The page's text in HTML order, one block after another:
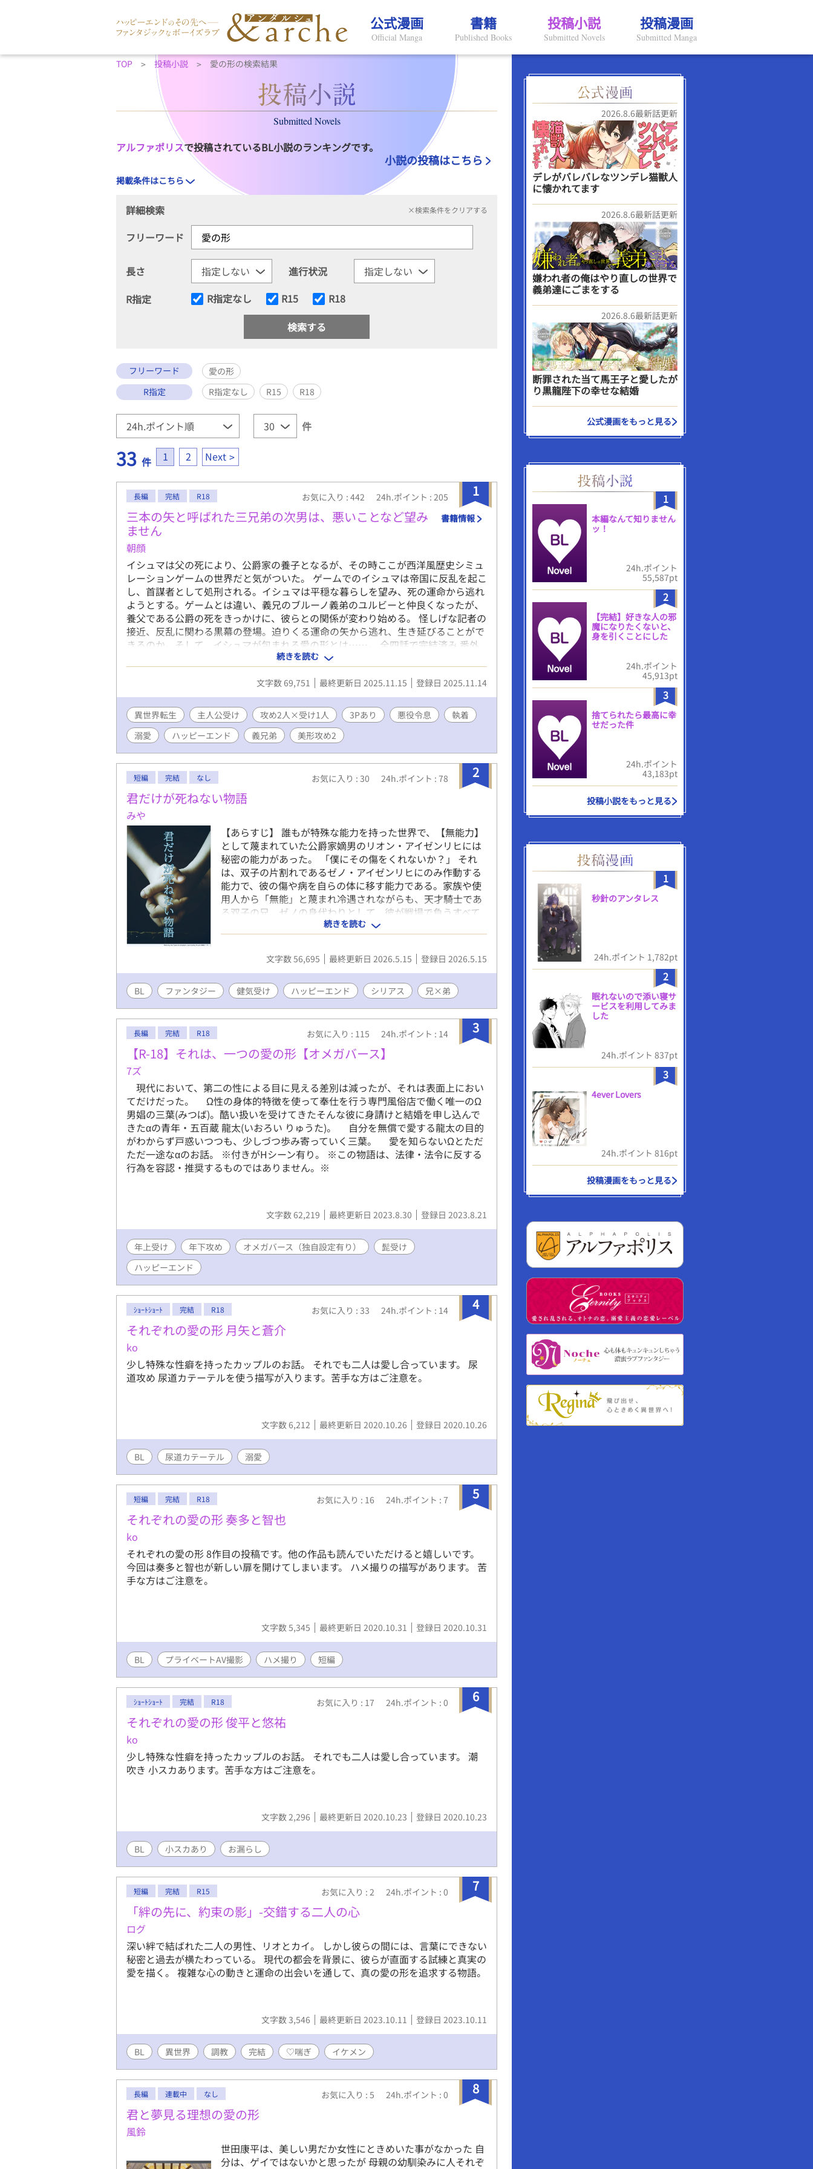
公式漫画
Official Manga
書籍
Published Books
投稿小説
Submitted Novels
投稿漫画
Submitted Manga
TOP 投稿小説 愛の形の検索結果
Submitted Novels
アルファポリスで投稿されているBL小説のランキングです。
小説の投稿はこちら
掲載条件はこちら
詳細検索 ×検索条件をクリアする
フリーワード
長さ
進行状況
R指定
R指定なし R15 R18
フリーワード
愛の形
R指定
R指定なし R15 R18
件
33 件 1 2 Next
1
長編 完結 R18 お気に入り : 442 24h.ポイント : 205
三本の矢と呼ばれた三兄弟の次男は、悪いことなど望み
ません
朝顔
書籍情報
イシュマは父の死により、公爵家の養子となるが、その時ここが西洋風歴史シミュ
レーションゲームの世界だと気がついた。 ゲームでのイシュマは帝国に反乱を起こ
し、首謀者として処刑される。イシュマは平穏な暮らしを望み、死の運命から逃れ
ようとする。ゲームとは違い、義兄のブルーノ義弟のユルビーと仲良くなったが、
養父である公爵の死をきっかけに、彼らとの関係が変わり始める。 怪しげな記者の
接近、反乱に関わる黒幕の登場。迫りくる運命の矢から逃れ、生き延びることがで
きるのか。そして、イシュマが包まれる愛の形とは……。 全四話で完結済み 番外
続きを読む
文字数 69,751 最終更新日 2025.11.15 登録日 2025.11.14
異世界転生 主人公受け 攻め2人×受け1人 3Pあり 悪役令息
執着
溺愛
ハッピーエンド 義兄弟 美形攻め2
2
短編 完結 なし お気に入り : 30 24h.ポイント : 78
君だけが死ねない物語
みや
【あらすじ】 誰もが特殊な能力を持った世界で、【無能力】
として蔑まれていた公爵家嫡男のリオン・アイゼンリヒには
秘密の能力があった。 「僕にその傷をくれないか？」 それ
は、双子の片割れであるゼノ・アイゼンリヒにのみ作動する
能力で、彼の傷や病を自らの体に移す能力である。家族や使
用人から「無能」と蔑まれ冷遇されながらも、天才騎士であ
る双子の兄、ゼノの身代わりとして、彼が戦場で負うすべて
の傷を裏で引き受け続ける日々を送っていた。リオンにとっ
てそれは、ゼノと繋がれる唯一の方法であり、歪んだ愛の形
だった。 しかし、そんなリオンに目を留めたのは、第3王子
のジークハルト。彼はリオンを救い出し、ゼノとの共依存と
－－－－－ 受けだけは死なせたくない双子の兄×攻めだけは
死なせない双子の弟←受けだけは死なせたくないサブ攻め と
いうタイトル通りのお話です。 皆、形ややり方は違えど純愛
です。 純愛というのは一種の狂気だと思っています。 ⚠️注意
⚠️ ※この物語はフィクションです ※キスまでの表現のみ ※
怪我、流血表現はあります ※この物語は性愛ではなく、純愛
続きを読む
文字数 56,695 最終更新日 2026.5.15 登録日 2026.5.15
BL ファンタジー 健気受け ハッピーエンド シリアス 兄×弟
3
長編 完結 R18 お気に入り : 115 24h.ポイント : 14
【R-18】それは、一つの愛の形【オメガバース】
7ズ
現代において、第二の性による目に見える差別は減ったが、それは表面上におい
てだけだった。 Ω性の身体的特徴を使って奉仕を行う専門風俗店で働く唯一のΩ
男娼の三葉(みつば)。酷い扱いを受けてきたそんな彼に身請けと結婚を申し込んで
きたαの青年・五百蔵 龍太(いおろい りゅうた)。 自分を無償で愛する龍太の目的
がわからず戸惑いつつも、少しづつ歩み寄っていく三葉。 愛を知らないΩとただ
ただ一途なαのお話。 ※付きがHシーン有り。 ※この物語は、法律・法令に反する
行為を容認・推奨するものではありません。※
文字数 62,219 最終更新日 2023.8.30 登録日 2023.8.21
年上受け 年下攻め オメガバース（独自設定有り）
髭受け
ハッピーエンド
4
ｼｮｰﾄｼｮｰﾄ 完結 R18 お気に入り : 33 24h.ポイント : 14
それぞれの愛の形 月矢と蒼介
ko
少し特殊な性癖を持ったカップルのお話。 それでも二人は愛し合っています。 尿
道攻め 尿道カテーテルを使う描写が入ります。苦手な方はご注意を。
文字数 6,212 最終更新日 2020.10.26 登録日 2020.10.26
BL 尿道カテーテル 溺愛
5
短編 完結 R18 お気に入り : 16 24h.ポイント : 7
それぞれの愛の形 奏多と智也
ko
それぞれの愛の形 8作目の投稿です。他の作品も読んでいただけると嬉しいです。
今回は奏多と智也が新しい扉を開けてしまいます。 ハメ撮りの描写があります。 苦
手な方はご注意を。
文字数 5,345 最終更新日 2020.10.31 登録日 2020.10.31
BL プライベートAV撮影 ハメ撮り 短編
6
ｼｮｰﾄｼｮｰﾄ 完結 R18 お気に入り : 17 24h.ポイント : 0
それぞれの愛の形 俊平と悠祐
ko
少し特殊な性癖を持ったカップルのお話。 それでも二人は愛し合っています。 潮
吹き 小スカあります。苦手な方はご注意を。
文字数 2,296 最終更新日 2020.10.23 登録日 2020.10.23
BL 小スカあり お漏らし
7
短編 完結 R15 お気に入り : 2 24h.ポイント : 0
「絆の先に、約束の影」-交錯する二人の心
ログ
深い絆で結ばれた二人の男性、リオとカイ。 しかし彼らの間には、言葉にできない
秘密と過去が横たわっている。 現代の都会を背景に、彼らが直面する試練と真実の
愛を描く。 複雑な心の動きと運命の出会いを通して、真の愛の形を追求する物語。
文字数 3,546 最終更新日 2023.10.11 登録日 2023.10.11
BL 異世界 調教 完結 ♡喘ぎ イケメン
8
長編 連載中 なし お気に入り : 5 24h.ポイント : 0
君と夢見る理想の愛の形
風鈴
世田康平は、美しい男だか女性にときめいた事がなかった 自
分は、ゲイではないかと思ったが 母親の幼馴染みに人それぞ
2026.8.6最新話更新
デレがバレバレなツンデレ猫獣人
に懐かれてます
2026.8.6最新話更新
嫌われ者の俺はやり直しの世界で
義弟達にごまをする
2026.8.6最新話更新
断罪された当て馬王子と愛したが
り黒龍陛下の幸せな結婚
公式漫画をもっと見る
1
本編なんて知りません
ッ！
24h.ポイント
55,587pt
2
【完結】好きな人の邪
魔になりたくないと、
身を引くことにした
24h.ポイント
45,913pt
3
捨てられたら最高に幸
せだった件
24h.ポイント
43,183pt
投稿小説をもっと見る
1
秒針のアンタレス
24h.ポイント 1,782pt
2
眠れないので添い寝サ
ービスを利用してみま
した
24h.ポイント 837pt
3
4ever Lovers
24h.ポイント 816pt
投稿漫画をもっと見る